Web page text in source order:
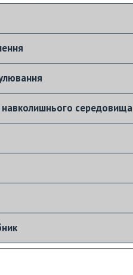
середовища